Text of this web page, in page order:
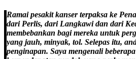
Ramai pesakit kanser terpaksa ke
dari Perlis, dari Langkawi dan dari
membebankan bagi mereka untuk
yang jauh, minyak, tol. Selepas itu,
penginapan. Saya mengenali